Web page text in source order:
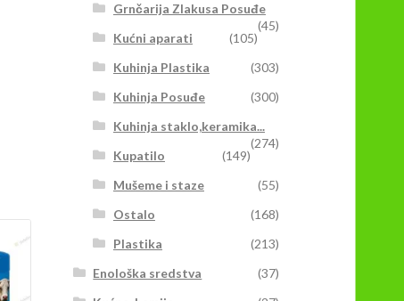
Grnčarija Zlakusa Posuđe
(45)
Kućni aparati
(105)
Kuhinja Plastika
(303)
Kuhinja Posuđe
(300)
Kuhinja staklo,keramika...
(274)
Kupatilo
(149)
Mušeme i staze
(55)
Ostalo
(168)
Plastika
(213)
Enološka sredstva
(37)